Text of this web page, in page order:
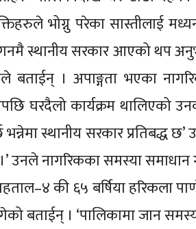
भोग्नु परेका सास्तीलाई
स्थानीय सरकार आएको थप
बताईन् । अपाङ्गता भएका
घरदैलो कार्यक्रम थालिएको
भन्नेमा स्थानीय सरकार प्रतिबद्ध
उनले नागरिकका समस्या समाधान
की ६५ बर्षिया हरिकला
बताईन् । ‘पालिकामा जान